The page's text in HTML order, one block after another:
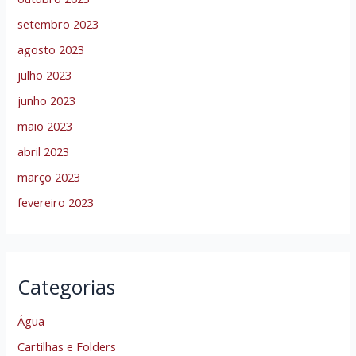
setembro 2023
agosto 2023
julho 2023
junho 2023
maio 2023
abril 2023
março 2023
fevereiro 2023
Categorias
Água
Cartilhas e Folders